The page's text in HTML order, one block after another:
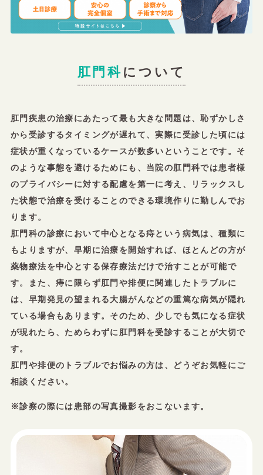
肛門科 について
肛門疾患の治療にあたって最も大きな問題は、恥ずかしさ
から受診するタイミングが遅れて、実際に受診した頃には
症状が重くなっているケースが数多いということです。そ
のような事態を避けるためにも、当院の肛門科では患者様
のプライバシーに対する配慮を第一に考え、リラックスし
た状態で治療を受けることのできる環境作りに勤しんでお
ります。
肛門科の診療において中心となる痔という病気は、種類に
もよりますが、早期に治療を開始すれば、ほとんどの方が
薬物療法を中心とする保存療法だけで治すことが可能で
す。また、痔に限らず肛門や排便に関連したトラブルに
は、早期発見の望まれる大腸がんなどの重篤な病気が隠れ
ている場合もあります。そのため、少しでも気になる症状
が現れたら、ためらわずに肛門科を受診することが大切で
す。
肛門や排便のトラブルでお悩みの方は、どうぞお気軽にご
相談ください。
※診察の際には患部の写真撮影をおこないます。